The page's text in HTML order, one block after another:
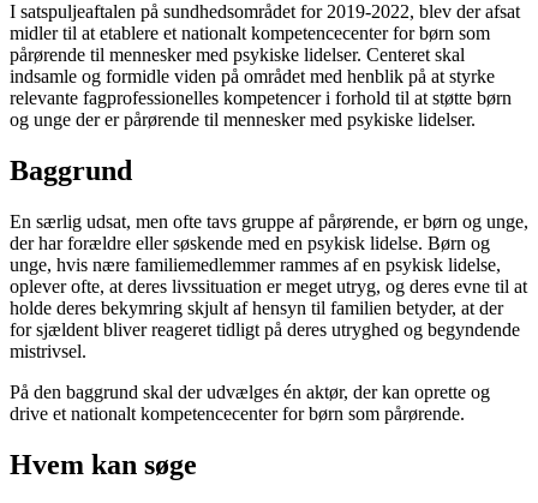
I satspuljeaftalen på sundhedsområdet for 2019-2022, blev der afsat
midler til at etablere et nationalt kompetencecenter for børn som
pårørende til mennesker med psykiske lidelser. Centeret skal
indsamle og formidle viden på området med henblik på at styrke
relevante fagprofessionelles kompetencer i forhold til at støtte børn
og unge der er pårørende til mennesker med psykiske lidelser.
Baggrund
En særlig udsat, men ofte tavs gruppe af pårørende, er børn og unge,
der har forældre eller søskende med en psykisk lidelse. Børn og
unge, hvis nære familiemedlemmer rammes af en psykisk lidelse,
oplever ofte, at deres livssituation er meget utryg, og deres evne til at
holde deres bekymring skjult af hensyn til familien betyder, at der
for sjældent bliver reageret tidligt på deres utryghed og begyndende
mistrivsel.
På den baggrund skal der udvælges én aktør, der kan oprette og
drive et nationalt kompetencecenter for børn som pårørende.
Hvem kan søge